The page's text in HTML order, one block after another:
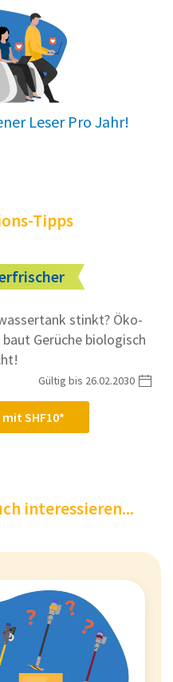
Leser Pro Jahr!
Tipps
stinkt? Öko-
Gerüche biologisch
SHF10*
Gültig bis 26.02.2030
interessieren...